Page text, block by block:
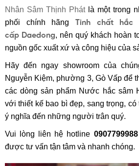
Nhân Sâm Thịnh Phátlà một trong
phối chính hãng Tinh chất hắc
cấp Daedong, nên quý khách hoàn
nguồn gốc xuất xứ và công hiệu của
Hãy đến ngay showroom của
Nguyễn Kiệm, phường 3, Gò Vấp để
các dòng sản phẩm Nước hắc sâm
với thiết kế bao bì đẹp, sang trọng,
ý nghĩa đến những người trân quý.
Vui lòng liên hệ hotline 0907799988
được tư vấn tận tâm và nhanh chóng.